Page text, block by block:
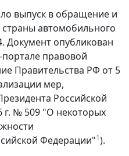
выпуск в обращение и
автомобильного
Документ опубликован
правовой
Правительства РФ от 5
мер,
Российской
г. № 509 "О некоторых
Федерации"1).